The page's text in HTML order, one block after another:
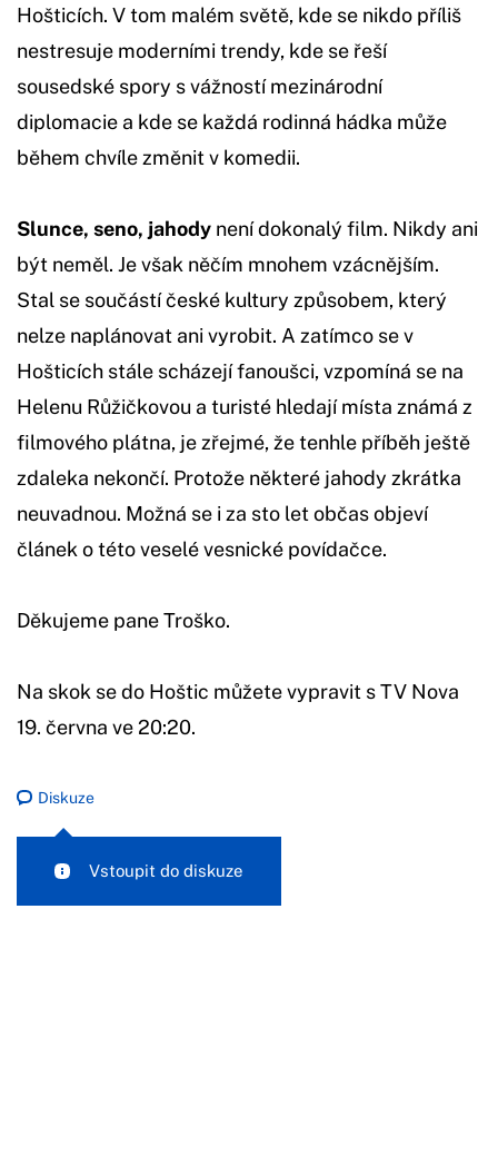
Hošticích. V tom malém světě, kde se nikdo příliš
nestresuje moderními trendy, kde se řeší
sousedské spory s vážností mezinárodní
diplomacie a kde se každá rodinná hádka může
během chvíle změnit v komedii.
Slunce, seno, jahody není dokonalý film. Nikdy ani
být neměl. Je však něčím mnohem vzácnějším.
Stal se součástí české kultury způsobem, který
nelze naplánovat ani vyrobit. A zatímco se v
Hošticích stále scházejí fanoušci, vzpomíná se na
Helenu Růžičkovou a turisté hledají místa známá z
filmového plátna, je zřejmé, že tenhle příběh ještě
zdaleka nekončí. Protože některé jahody zkrátka
neuvadnou. Možná se i za sto let občas objeví
článek o této veselé vesnické povídačce.
Děkujeme pane Troško.
Na skok se do Hoštic můžete vypravit s TV Nova
19. června ve 20:20.
Diskuze
Vstoupit do diskuze